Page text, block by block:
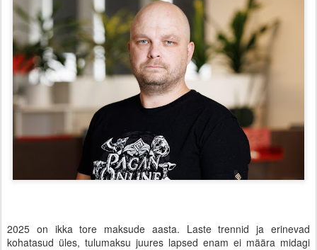
2025 on ikka tore maksude aasta. Laste trennid ja erinevad
kohatasud üles, tulumaksu juures lapsed enam ei määra midagi